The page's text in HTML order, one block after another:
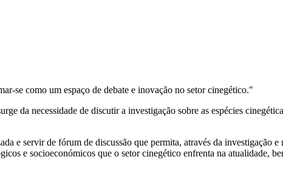
se como um espaço de debate e inovação no setor cinegético."
da necessidade de discutir a investigação sobre as espécies
e servir de fórum de discussão que permita, através da investigação e
e socioeconómicos que o setor cinegético enfrenta na atualidade,